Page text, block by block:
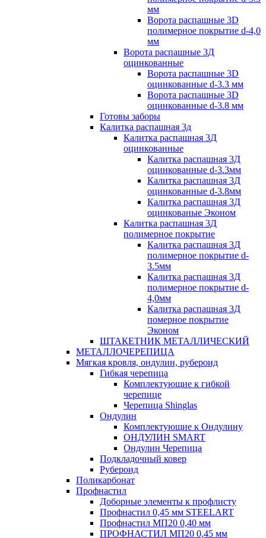
мм
Ворота распашные 3D
полимерное покрытие d-4,0
мм
Ворота распашные 3Д
оцинкованные
Ворота распашные 3D
оцинкованные d-3.3 мм
Ворота распашные 3D
оцинкованные d-3.8 мм
Готовы заборы
Калитка распашная 3д
Калитка распашная 3Д
оцинкованные
Калитка распашная 3Д
оцинкованные d-3.3мм
Калитка распашная 3Д
оцинкованные d-3.8мм
Калитка распашная 3Д
оцинкованые Эконом
Калитка распашная 3Д
полимерное покрытие
Калитка распашная 3Д
полимерное покрытие d-
3.5мм
Калитка распашная 3Д
полимерное покрытие d-
4,0мм
Калитка распашная 3Д
померное покрытие
Эконом
ШТАКЕТНИК МЕТАЛЛИЧЕСКИЙ
МЕТАЛЛОЧЕРЕПИЦА
Мягкая кровля, ондулин, рубероид
Гибкая черепица
Комплектующие к гибкой
черепице
Черепица Shinglas
Ондулин
Комплектующие к Ондулину
ОНДУЛИН SMART
Ондулин Черепица
Подкладочный ковер
Рубероид
Поликарбонат
Профнастил
Доборные элементы к профлисту
Профнастил 0,45 мм STEELART
Профнастил МП20 0,40 мм
ПРОФНАСТИЛ МП20 0,45 мм